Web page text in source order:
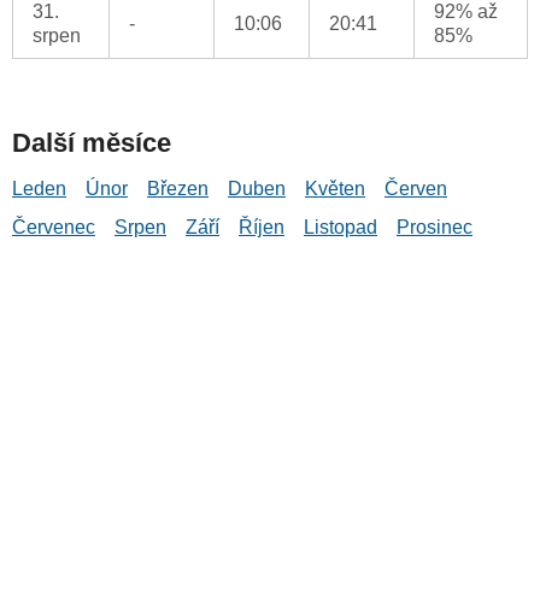
31.
srpen
- 10:06 20:41
92% až
85%
Další měsíce
Leden Únor Březen Duben Květen
Červen
Červenec
Srpen Září Říjen Listopad Prosinec